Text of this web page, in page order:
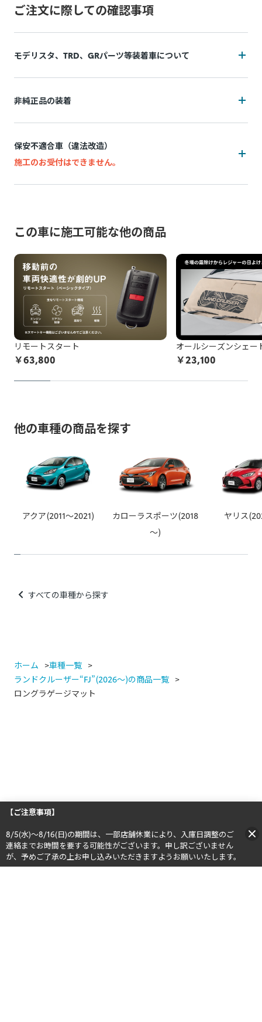
ご注文に際しての確認事項
モデリスタ、TRD、GRパーツ等装着車について
算となります。
施工中に問題が発生した場合は都度お客様と連絡を取りなが
ら対応致しますので、納期が通常以上になる場合がございま
脱着により装着部品が機能しなくなる、部品が劣化等で壊れ
てしまう可能性があります。標準施工以外の装着品の脱着な
どの作業品質の保証はし兼ねます。
お申込み後に、施工をお断りすることになった場合、所定の
キャンセル料がかかります。
以上をご了承の上、お申し込みください。
非純正品の装着
追加費用(工賃・部品代)が発生する可能性がございます。
ないためです。
ら対応致しますので、納期が通常以上になる場合がございま
す。
非純正品アイテムが機能しなくなる、部品が劣化等で壊れて
しまう可能性があります。
非純正品をDIY等で施工されている方は こちらの注意喚起も
ご覧ください。
※トヨタ販売店で取付等を行っている場合でも非純正品の場合
例：車両ECUと車両ワイヤーハーネスの間に取り付ける社外品
（テレビキャンセラー、パワーバックドアオープンキット等）
例：カー用品店でのスピーカー取り付け、社外品の安全装備取
保安不適合車（違法改造）
施工のお受付はできません。
例：灯火類・シート・窓ガラス・ドアミラー・スポイラーなど
保安基準不適合車の例を確認する
この車に施工可能な他の商品
リモートスタート
￥63,800
オールシーズンシェー
￥23,100
他の車種の商品を探す
アクア(2011～2021)
カローラスポーツ(2018
～)
ヤリス
すべての車種から探す
ホーム
車種一覧
ランドクルーザー“FJ”(2026～)の商品一覧
ロングラゲージマット
【ご注意事項】
8/5(水)～8/16(日)の期間は、一部店舗休業により、入庫日調整のご
連絡までお時間を要する可能性がございます。申し訳ございません
が、予めご了承の上お申し込みいただきますようお願いいたします。​​